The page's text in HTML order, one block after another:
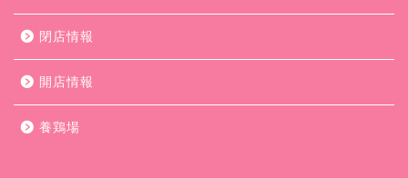
閉店情報
開店情報
養鶏場